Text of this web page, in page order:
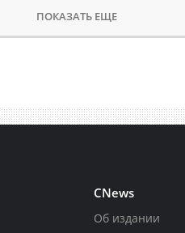
ПОКАЗАТЬ ЕЩЕ
CNews
Об издании